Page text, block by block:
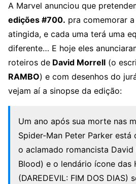
A Marvel anunciou que
edições #700. pra comemorar
atingida, e cada uma terá uma
diferente… E hoje eles
roteiros de David Morrell (o
RAMBO) e com desenhos do
vejam aí a sinopse da edição:
Um ano após sua morte nas
Spider-Man Peter Parker está
o aclamado romancista
Blood) e o lendário ícone das
(DAREDEVIL: FIM DOS DIAS)